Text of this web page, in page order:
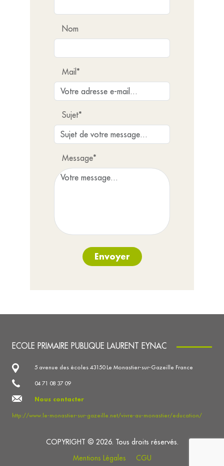
Nom
Mail*
Sujet*
Message*
Envoyer
ECOLE PRIMAIRE PUBLIQUE LAURENT EYNAC
5 avenue des écoles 43150 Le Monastier-sur-Gazeille France
04 71 08 37 09
Nous contacter
http://www.le-monastier-sur-gazeille.net/vivre-au-monastier/education/
COPYRIGHT © 2026. Tous droits réservés.
Mentions Légales
CGU